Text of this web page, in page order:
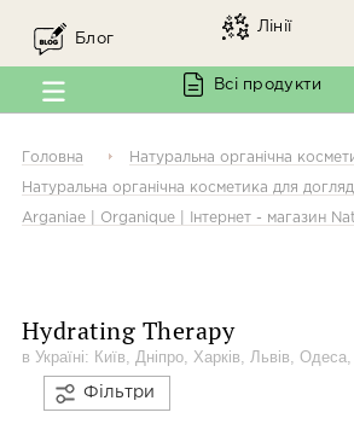
Всі продукти
Лінії
Блог
Головна Натуральна органічна
Натуральна органічна косметика для
Arganiae | Organique | Інтернет - магазин
Hydrating Therapy
в Україні: Київ, Дніпро, Харків, Львів, Одеса,
Фільтри